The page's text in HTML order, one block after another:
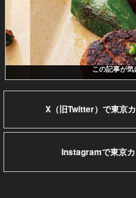
この記事が
X（旧Twitter）で東京
Instagramで東京